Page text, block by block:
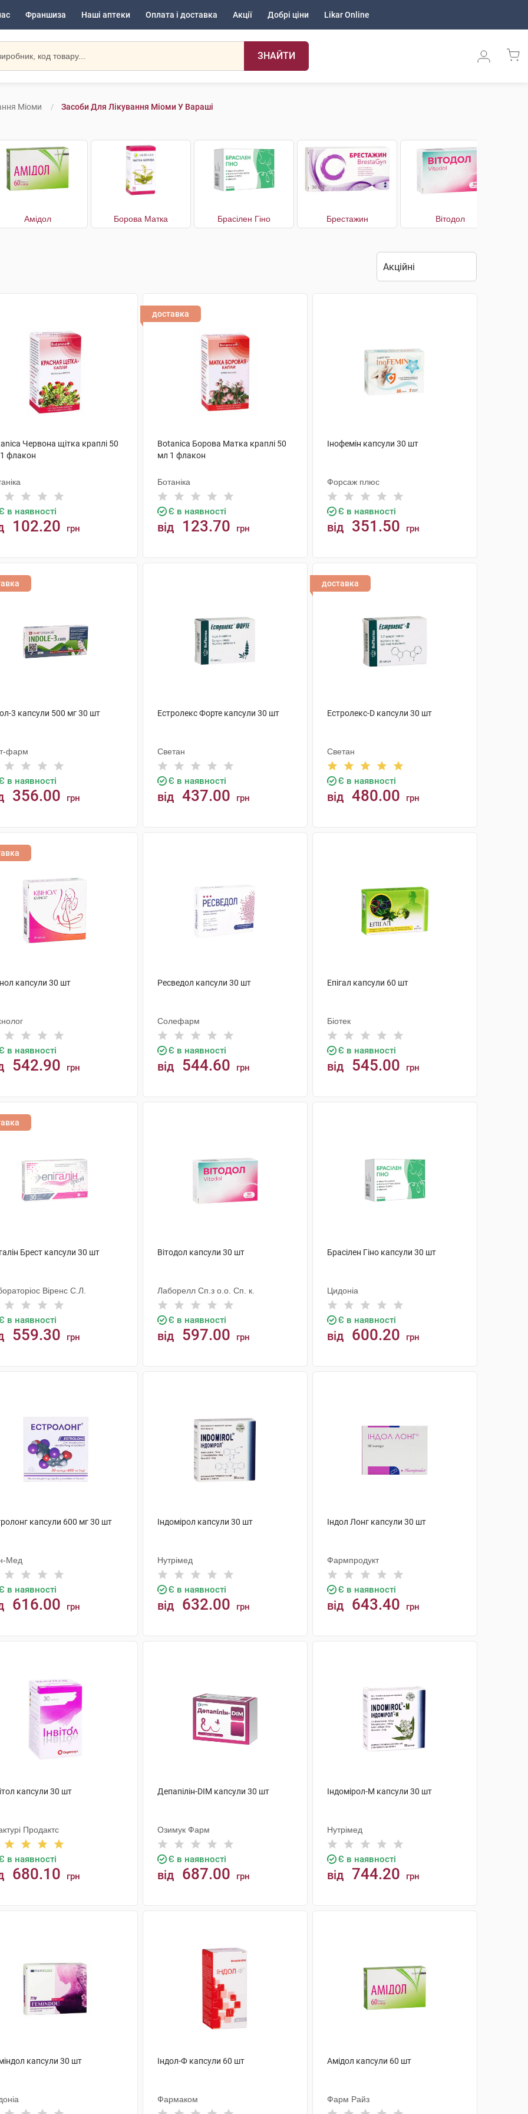
Франшиза Наші аптеки Оплата і доставка Акції Добрі ціни Likar Online
ЗНАЙТИ
Міоми Засоби Для Лікування Міоми У Вараші
Амідол Борова Матка Брасілен Гіно Брестажин Вітодол
Червона щітка краплі 50
флакон
в наявності
102.20 грн
доставка
Botanica Борова Матка краплі 50
мл 1 флакон
Ботаніка
Є в наявності
від 123.70 грн
Інофемін капсули 30 шт
Форсаж плюс
Є в наявності
від 351.50 грн
3 капсули 500 мг 30 шт
фарм
в наявності
356.00 грн
Естролекс Форте капсули 30 шт
Светан
Є в наявності
від 437.00 грн
доставка
Естролекс-D капсули 30 шт
Светан
Є в наявності
від 480.00 грн
капсули 30 шт
в наявності
542.90 грн
Ресведол капсули 30 шт
Солефарм
Є в наявності
від 544.60 грн
Епігал капсули 60 шт
Біотек
Є в наявності
від 545.00 грн
Брест капсули 30 шт
Віренс С.Л.
в наявності
559.30 грн
Вітодол капсули 30 шт
Лаборелл Сп.з о.о. Сп. к.
Є в наявності
від 597.00 грн
Брасілен Гіно капсули 30 шт
Цидоніа
Є в наявності
від 600.20 грн
капсули 600 мг 30 шт
Мед
в наявності
616.00 грн
Індомірол капсули 30 шт
Нутрімед
Є в наявності
від 632.00 грн
Індол Лонг капсули 30 шт
Фармпродукт
Є в наявності
від 643.40 грн
капсули 30 шт
Продактс
в наявності
680.10 грн
Депапілін-DIM капсули 30 шт
Озимук Фарм
Є в наявності
від 687.00 грн
Індомірол-М капсули 30 шт
Нутрімед
Є в наявності
від 744.20 грн
капсули 30 шт Індол-Ф капсули 60 шт
Фармаком
Амідол капсули 60 шт
Фарм Райз